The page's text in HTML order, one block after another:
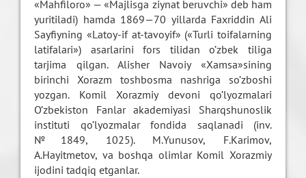
«Mahfiloro» — «Majlisga ziynat beruvchi» deb ham
yuritiladi) hamda 1869—70 yillarda Faxriddin Ali
Sayfiyning «Latoy-if at-tavoyif» («Turli toifalarning
latifalari») asarlarini fors tilidan o’zbek tiliga
tarjima qilgan. Alisher Navoiy «Xamsa»sining
birinchi Xorazm toshbosma nashriga so’zboshi
yozgan. Komil Xorazmiy devoni qo’lyozmalari
O’zbekiston Fanlar akademiyasi Sharqshunoslik
instituti qo’lyozmalar fondida saqlanadi (inv.
№1849, 1025). M.Yunusov, F.Karimov,
A.Hayitmetov, va boshqa olimlar Komil Xorazmiy
ijodini tadqiq etganlar.